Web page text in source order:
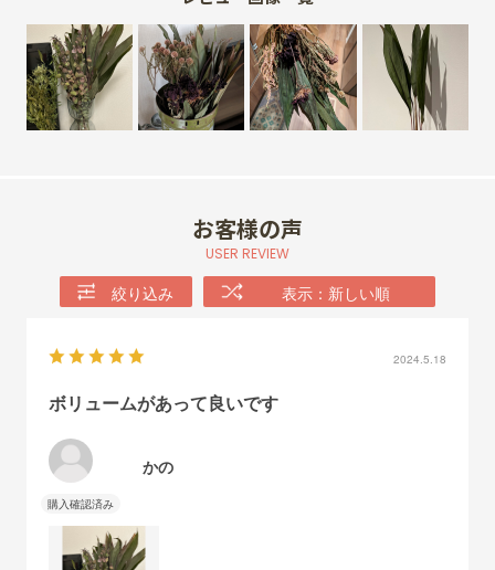
お客様の声
USER REVIEW
絞り込み 表示：新しい順
2024.5.18
ボリュームがあって良いです
かの